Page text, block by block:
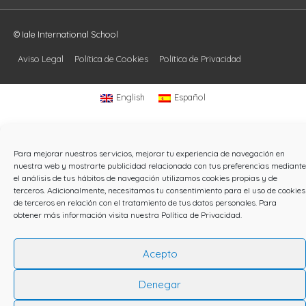
Para mejorar nuestros servicios, mejorar tu experiencia de navegación en
nuestra web y mostrarte publicidad relacionada con tus preferencias mediante
el análisis de tus hábitos de navegación utilizamos cookies propias y de
terceros. Adicionalmente, necesitamos tu consentimiento para el uso de cookies
de terceros en relación con el tratamiento de tus datos personales. Para
obtener más información visita nuestra Política de Privacidad.
Acepto
Denegar
© Iale International School
Aviso Legal Política de Cookies Política de Privacidad
English Español